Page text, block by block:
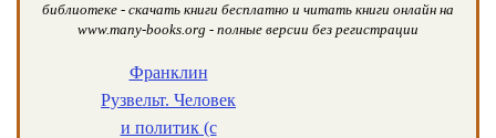
библиотеке - скачать книги бесплатно и читать книги онлайн на
www.many-books.org - полные версии без регистрации
Франклин
Рузвельт. Человек
и политик (с